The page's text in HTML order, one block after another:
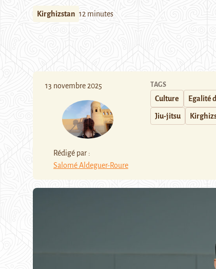
Kirghizstan 12 minutes
13 novembre 2025
Rédigé par :
Salomé Aldeguer-Roure
TAGS
Culture Egalité
Jiu-jitsu